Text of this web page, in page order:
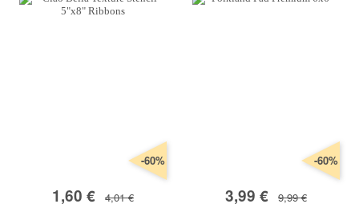
1,60 € 4,01 €
-60%
3,99 € 9,99 €
-60%